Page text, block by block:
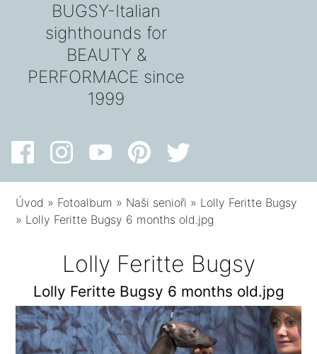
BUGSY-Italian
sighthounds for
BEAUTY &
PERFORMACE since
1999
Úvod » Fotoalbum » Naši senioři » Lolly Feritte Bugsy
» Lolly Feritte Bugsy 6 months old.jpg
Lolly Feritte Bugsy
Lolly Feritte Bugsy 6 months old.jpg